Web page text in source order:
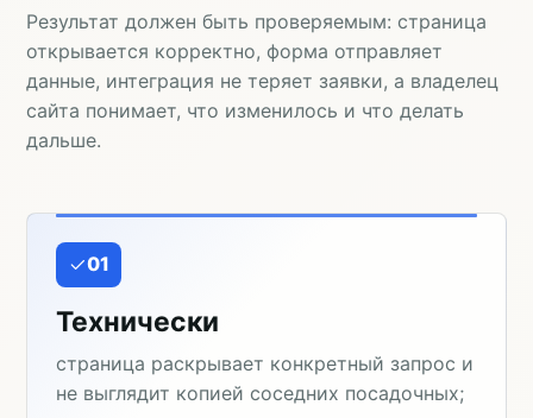
Результат должен быть проверяемым: страница
открывается корректно, форма отправляет
данные, интеграция не теряет заявки, а владелец
сайта понимает, что изменилось и что делать
дальше.
01
Технически
страница раскрывает конкретный запрос и
не выглядит копией соседних посадочных;